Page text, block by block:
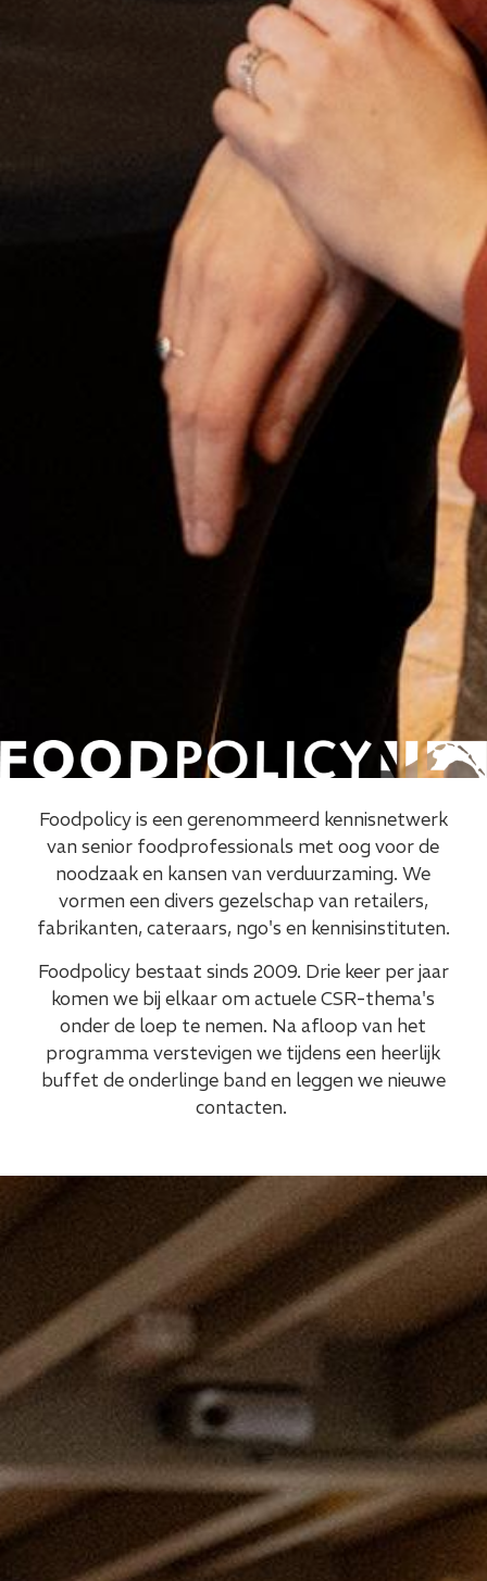
Foodpolicy is een gerenommeerd kennisnetwerk
van senior foodprofessionals met oog voor de
noodzaak en kansen van verduurzaming. We
vormen een divers gezelschap van retailers,
fabrikanten, cateraars, ngo's en kennisinstituten.
Foodpolicy bestaat sinds 2009. Drie keer per jaar
komen we bij elkaar om actuele CSR-thema's
onder de loep te nemen. Na afloop van het
programma verstevigen we tijdens een heerlijk
buffet de onderlinge band en leggen we nieuwe
contacten.